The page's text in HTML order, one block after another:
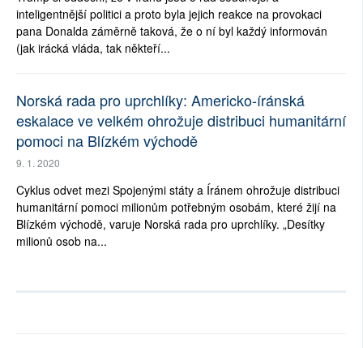
inteligentnější politici a proto byla jejich reakce na provokaci
pana Donalda záměrně taková, že o ní byl každý informován
(jak irácká vláda, tak někteří...
Norská rada pro uprchlíky: Americko-íránská
eskalace ve velkém ohrožuje distribuci humanitární
pomoci na Blízkém východě
9. 1. 2020
Cyklus odvet mezi Spojenými státy a Íránem ohrožuje distribuci
humanitární pomoci milionům potřebným osobám, které žijí na
Blízkém východě, varuje Norská rada pro uprchlíky. „Desítky
milionů osob na...